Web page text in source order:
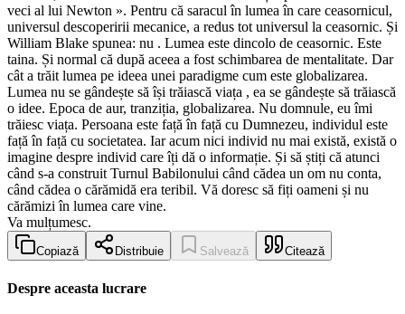
veci al lui Newton ». Pentru că saracul în lumea în care ceasornicul,
universul descoperirii mecanice, a redus tot universul la ceasornic. Și
William Blake spunea: nu . Lumea este dincolo de ceasornic. Este
taina. Și normal că după aceea a fost schimbarea de mentalitate. Dar
cât a trăit lumea pe ideea unei paradigme cum este globalizarea.
Lumea nu se gândește să își trăiască viața , ea se gândește să trăiască
o idee. Epoca de aur, tranziția, globalizarea. Nu domnule, eu îmi
trăiesc viața. Persoana este față în față cu Dumnezeu, individul este
față în față cu societatea. Iar acum nici individ nu mai există, există o
imagine despre individ care îți dă o informație. Și să știți că atunci
când s-a construit Turnul Babilonului când cădea un om nu conta,
când cădea o cărămidă era teribil. Vă doresc să fiți oameni și nu
cărămizi în lumea care vine.
Va mulțumesc.
Copiază Distribuie Salvează Citează
Despre aceasta lucrare